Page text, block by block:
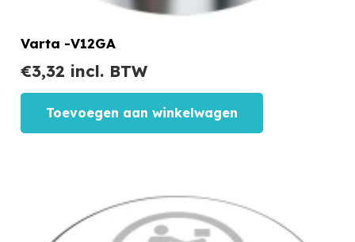
Varta -V12GA
€3,32 incl. BTW
Toevoegen aan winkelwagen